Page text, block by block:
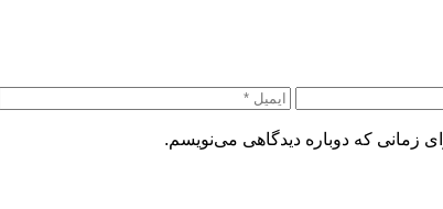
زمانی که دوباره دیدگاهی می‌نویسم.